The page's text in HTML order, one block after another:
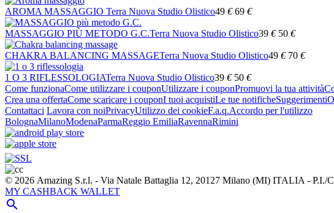
AROMA MASSAGGIO Terra Nuova Studio Olistico49 € 69 €
MASSAGGIO PIÙ METODO G.C.Terra Nuova Studio Olistico39 € 50 €
CHAKRA BALANCING MASSAGETerra Nuova Studio Olistico49 € 70 €
1 O 3 RIFLESSOLOGIATerra Nuova Studio Olistico39 € 50 €
Come funzionaCome utilizzare i couponUtilizzare i couponPromuovi la tua attività
Crea una offertaCome scaricare i couponI tuoi acquistiLe tue notificheSuggerimenti
Contattaci Lavora con noiPrivacyUtilizzo dei cookieF.a.q.Accordo per l'utilizzo
BolognaMilanoModenaParmaReggio EmiliaRavennaRimini
© 2026 Amazing S.r.l. - Via Natale Battaglia 12, 20127 Milano (MI) ITALIA - P.I./
MY CASHBACK WALLET
